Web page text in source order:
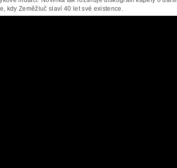
kdy Zeměžluč slaví 40 let své existence.